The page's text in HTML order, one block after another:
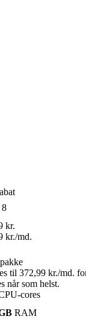
kr.
kr./md.
til 372,99 kr./md.
når som helst.
cores
RAM